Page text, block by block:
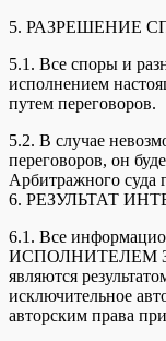
5. РАЗРЕШЕНИЕ
5.1. Все споры и
исполнением
путем переговоров.
5.2. В случае
переговоров, он
Арбитражного суда
6. РЕЗУЛЬТАТ
6.1. Все
ИСПОЛНИТЕЛЕМ
являются
исключительное
авторским права